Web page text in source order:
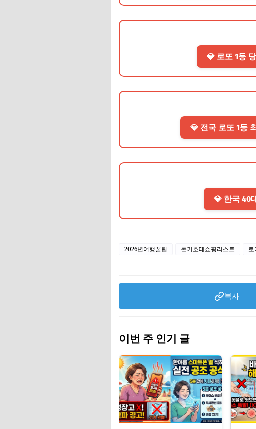
💎 로또 1등
💎 전국 로또 1등
💎 한국 40
2026년여행꿀팁 돈키호테쇼핑리스트 로
복사
이번 주 인기 글